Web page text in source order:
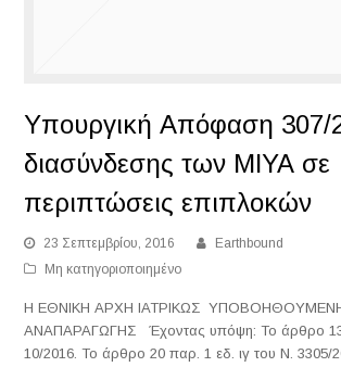
Υπουργική Απόφαση 307/
διασύνδεσης των ΜΙΥΑ σε
περιπτώσεις επιπλοκών
23 Σεπτεμβρίου, 2016
Earthbound
Μη κατηγοριοποιημένο
Η ΕΘΝΙΚΗ ΑΡΧΗ ΙΑΤΡΙΚΩΣ
ΑΝΑΠΑΡΑΓΩΓΗΣ Έχοντας υπόψη: Το άρθρο
10/2016. Το άρθρο 20 παρ. 1 εδ. ιγ του Ν. 3305/